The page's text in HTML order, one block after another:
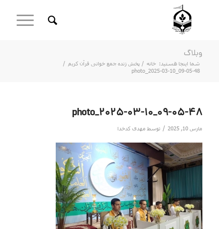
وبلاگ
شما اینجا هستید: خانه / پخش زنده جمع خوانی قرآن کریم /
photo_2025-03-10_09-05-48
photo_2025-03-10_09-05-48
مارس 10, 2025 / توسط مهدی کدخدا